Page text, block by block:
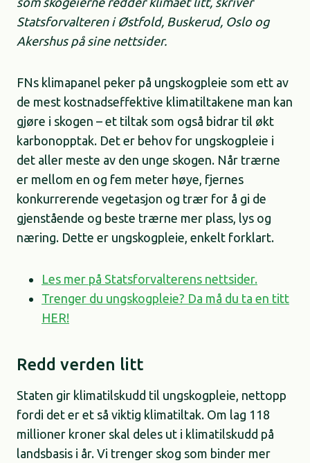
Statsforvalteren i Østfold, Buskerud, Oslo og
Akershus på sine nettsider.
FNs klimapanel peker på ungskogpleie som ett av
de mest kostnadseffektive klimatiltakene man kan
gjøre i skogen – et tiltak som også bidrar til økt
karbonopptak. Det er behov for ungskogpleie i
det aller meste av den unge skogen. Når trærne
er mellom en og fem meter høye, fjernes
konkurrerende vegetasjon og trær for å gi de
gjenstående og beste trærne mer plass, lys og
næring. Dette er ungskogpleie, enkelt forklart.
Les mer på Statsforvalterens nettsider.
Trenger du ungskogpleie? Da må du ta en titt
HER!
Redd verden litt
Staten gir klimatilskudd til ungskogpleie, nettopp
fordi det er et så viktig klimatiltak. Om lag 118
millioner kroner skal deles ut i klimatilskudd på
landsbasis i år. Vi trenger skog som binder mer